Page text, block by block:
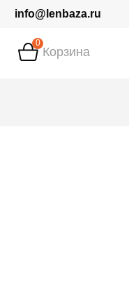
info@lenbaza.ru
Корзина
0